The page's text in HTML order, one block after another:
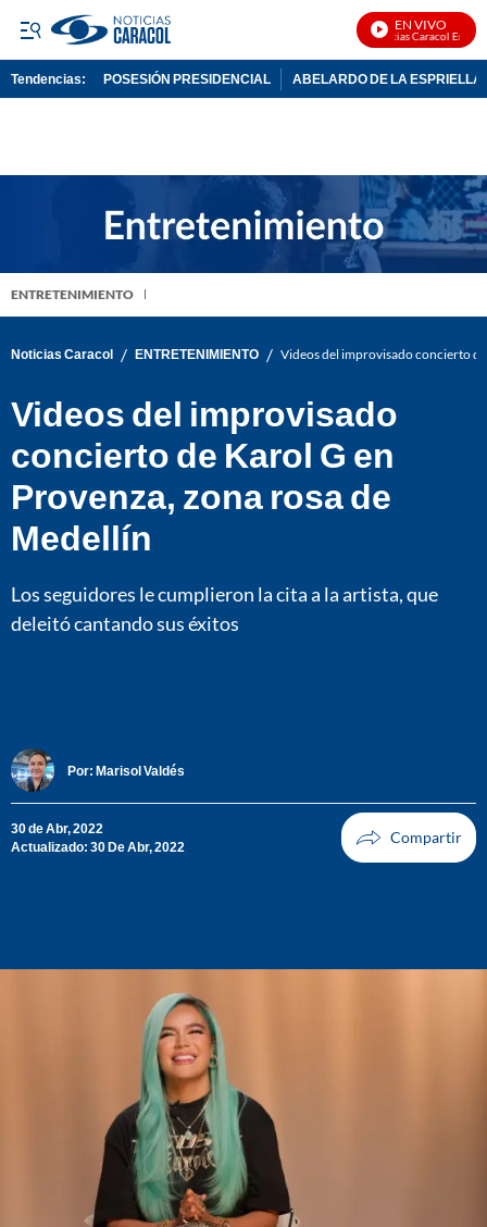
EN VIVO
Noticias Caracol En Vivo
Tendencias: POSESIÓN PRESIDENCIAL ABELARDO DE LA ESPRIELLA
ENTRETENIMIENTO
Noticias Caracol / ENTRETENIMIENTO / Videos del improvisado concierto
Videos del improvisado
concierto de Karol G en
Provenza, zona rosa de
Medellín
Los seguidores le cumplieron la cita a la artista, que
deleitó cantando sus éxitos
Por: Marisol Valdés
30 de Abr, 2022
Actualizado: 30 De Abr, 2022